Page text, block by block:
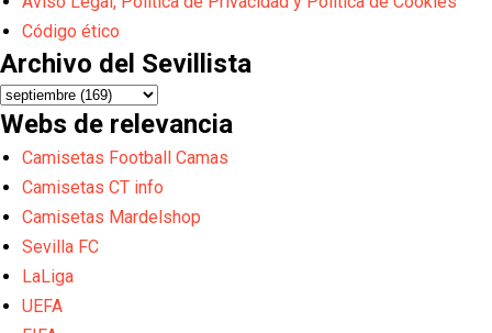
Código ético
Archivo del Sevillista
Webs de relevancia
Camisetas Football Camas
Camisetas CT info
Camisetas Mardelshop
Sevilla FC
LaLiga
UEFA